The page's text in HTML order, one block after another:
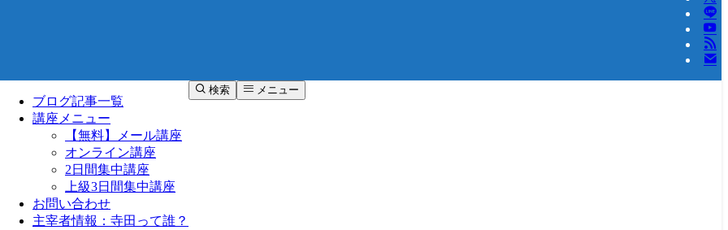
ブログ記事一覧
講座メニュー
【無料】メール講座
オンライン講座
2日間集中講座
上級3日間集中講座
お問い合わせ
主宰者情報：寺田って誰？
検索 メニュー